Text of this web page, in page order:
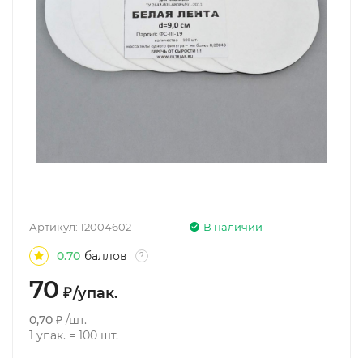
В наличии
Артикул: 12004602
0.70 баллов ?
70 ₽/упак.
0,70 ₽ /шт.
1 упак. = 100 шт.